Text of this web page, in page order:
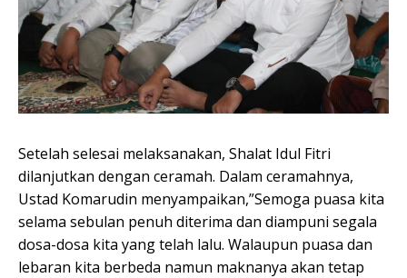
Setelah selesai melaksanakan, Shalat Idul Fitri
dilanjutkan dengan ceramah. Dalam ceramahnya,
Ustad Komarudin menyampaikan,”Semoga puasa kita
selama sebulan penuh diterima dan diampuni segala
dosa-dosa kita yang telah lalu. Walaupun puasa dan
lebaran kita berbeda namun maknanya akan tetap